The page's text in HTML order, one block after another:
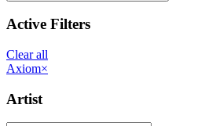
Active Filters
Clear all
Axiom×
Artist